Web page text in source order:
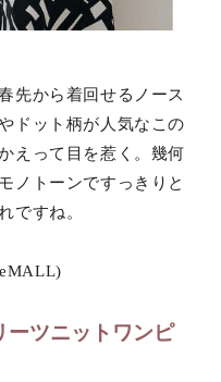
先から着回せるノース
ドット柄が人気なこの
えって目を惹く。幾何
ノトーンですっきりと
ですね。
ーツニットワンピ